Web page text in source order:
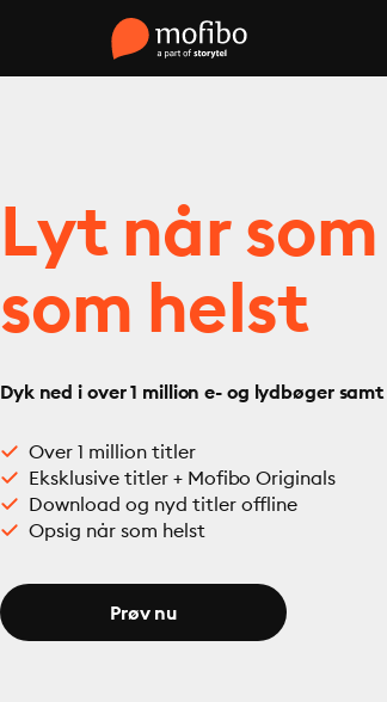
Lyt når
som helst
Dyk ned i over 1 million e- og lydbøger
Over 1 million titler
Eksklusive titler + Mofibo Originals
Download og nyd titler offline
Opsig når som helst
Prøv nu